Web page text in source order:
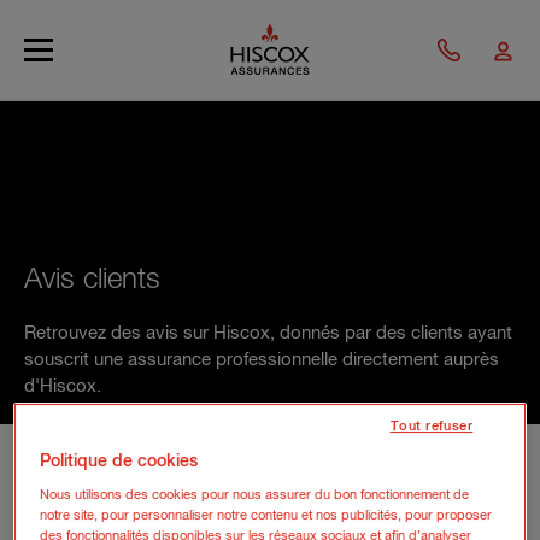
Avis clients
Retrouvez des avis sur Hiscox, donnés par des clients ayant
souscrit une assurance professionnelle directement auprès
d'Hiscox.
Politique de cookies
Nous utilisons des cookies pour nous assurer du bon fonctionnement de
notre site, pour personnaliser notre contenu et nos publicités, pour proposer
des fonctionnalités disponibles sur les réseaux sociaux et afin d’analyser
Tout refuser